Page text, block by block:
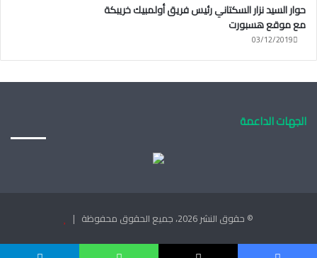
حوار السيد نزار السكتاني رئيس فريق أولمبيك خريبكة
مع موقع هسبورت
03/12/2019
الجهات الداعمة
© حقوق النشر 2026، جميع الحقوق محفوظة |